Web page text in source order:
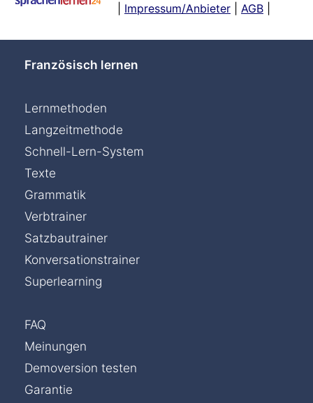
Impressum/Anbieter AGB
Französisch lernen
Lernmethoden
Langzeitmethode
Schnell-Lern-System
Texte
Grammatik
Verbtrainer
Satzbautrainer
Konversationstrainer
Superlearning
FAQ
Meinungen
Demoversion testen
Garantie